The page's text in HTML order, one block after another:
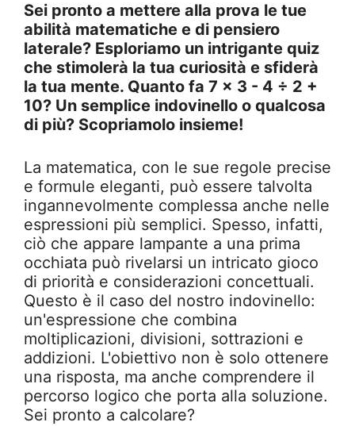
Sei pronto a mettere alla prova le tue
abilità matematiche e di pensiero
laterale? Esploriamo un intrigante quiz
che stimolerà la tua curiosità e sfiderà
la tua mente. Quanto fa 7 x 3 - 4 ÷ 2 +
10? Un semplice indovinello o qualcosa
di più? Scopriamolo insieme!
La matematica, con le sue regole precise
e formule eleganti, può essere talvolta
ingannevolmente complessa anche nelle
espressioni più semplici. Spesso, infatti,
ciò che appare lampante a una prima
occhiata può rivelarsi un intricato gioco
di priorità e considerazioni concettuali.
Questo è il caso del nostro indovinello:
un'espressione che combina
moltiplicazioni, divisioni, sottrazioni e
addizioni. L'obiettivo non è solo ottenere
una risposta, ma anche comprendere il
percorso logico che porta alla soluzione.
Sei pronto a calcolare?